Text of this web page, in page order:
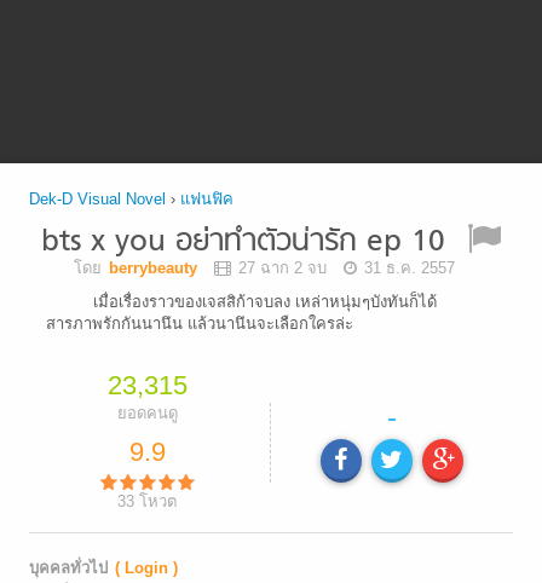
Dek-D Visual Novel › แฟนฟิค
bts x you อย่่าทำตัวน่ารัก ep 10
โดย berrybeauty 27 ฉาก 2 จบ
31 ธ.ค. 2557
เมื่อเรื่องราวของเจสสิก้าจบลง เหล่าหนุ่มๆบังทันก็ได้
สารภาพรักกันนานึน แล้วนานึนจะเลือกใครล่ะ
23,315
ยอดคนดู
9.9
33 โหวต
-
บุคคลทั่วไป ( Login )